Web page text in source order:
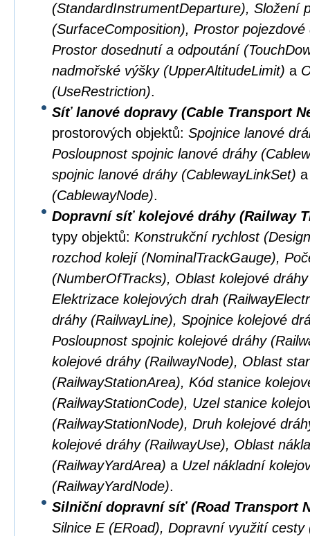
(StandardInstrumentDeparture), Složení
(SurfaceComposition), Prostor
Prostor dosednutí a odpoutání
nadmořské výšky (UpperAltitudeLimit) a
(UseRestriction).
Síť lanové dopravy (Cable Transport
prostorových objektů: Spojnice lanové
Posloupnost spojnic lanové dráhy
spojnic lanové dráhy (CablewayLinkSet)
(CablewayNode).
Dopravní síť kolejové dráhy (Railway
typy objektů: Konstrukční rychlost
rozchod kolejí (NominalTrackGauge),
(NumberOfTracks), Oblast kolejové
Elektrizace kolejových drah
dráhy (RailwayLine), Spojnice kolejové
Posloupnost spojnic kolejové dráhy
kolejové dráhy (RailwayNode), Oblast
(RailwayStationArea), Kód stanice
(RailwayStationCode), Uzel stanice
(RailwayStationNode), Druh kolejové
kolejové dráhy (RailwayUse), Oblast
(RailwayYardArea) a Uzel nákladní
(RailwayYardNode).
Silniční dopravní síť (Road Transport
Silnice E (ERoad), Dopravní využití